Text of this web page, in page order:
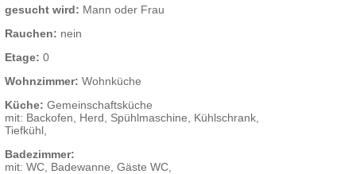
gesucht wird: Mann oder Frau
Rauchen: nein
Etage: 0
Wohnzimmer: Wohnküche
Küche: Gemeinschaftsküche
mit: Backofen, Herd, Spühlmaschine, Kühlschrank,
Tiefkühl,
Badezimmer:
mit: WC, Badewanne, Gäste WC,